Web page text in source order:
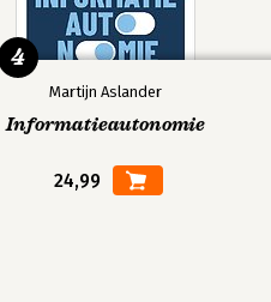
Martijn Aslander
Informatieautonomie
24,99
4